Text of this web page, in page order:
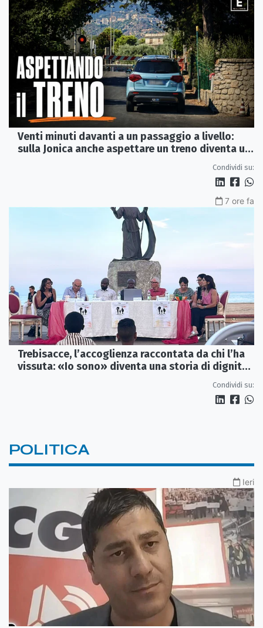
Venti minuti davanti a un passaggio a livello:
sulla Jonica anche aspettare un treno diventa un
Condividi su:
7 ore fa
Trebisacce, l’accoglienza raccontata da chi l’ha
vissuta: «Io sono» diventa una storia di dignità
Condividi su:
POLITICA
Ieri